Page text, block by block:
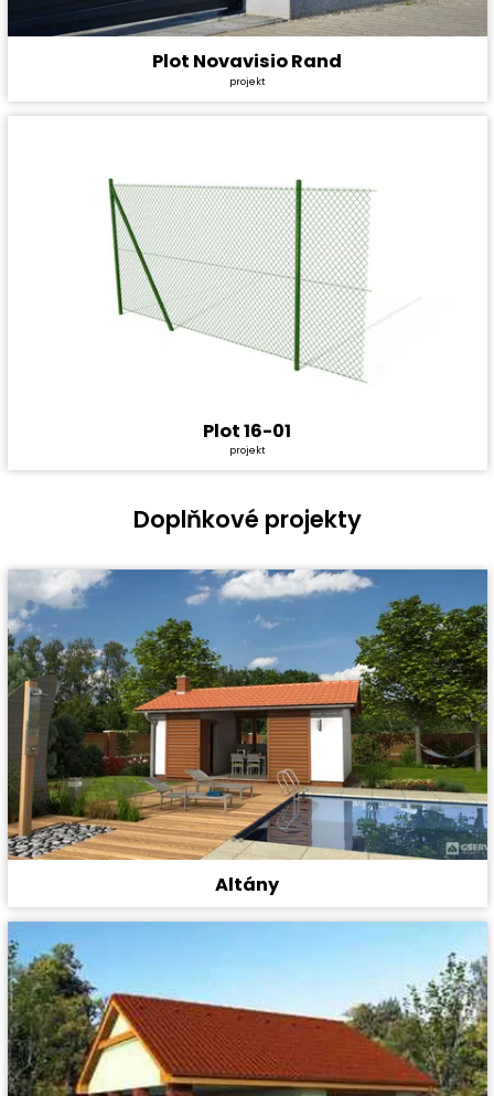
Cena stavby svépomocí:
Užitná plocha:
0 m²
Plot Novavisio Rand
projekt
Užitná plocha:
0 m²
Plot 16-01
projekt
Doplňkové projekty
Altány